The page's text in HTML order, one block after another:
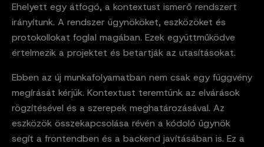
Ehelyett egy átfogó, a kontextust ismerő rendszert
irányítunk. A rendszer ügynököket, eszközöket és
protokollokat foglal magában. Ezek együttműködve
értelmezik a projektet és betartják az utasításokat.
Ebben az új munkafolyamatban nem csak egy függvény
megírását kérjük. Kontextust teremtünk az elvárások
rögzítésével és a szerepek meghatározásával. Az
eszközök összekapcsolása révén a kódoló ügynök
segít a frontendben és a backend javításában is. Ez a